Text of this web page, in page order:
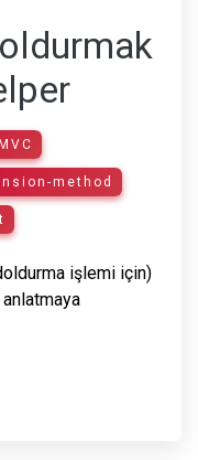
method
işlemi için)